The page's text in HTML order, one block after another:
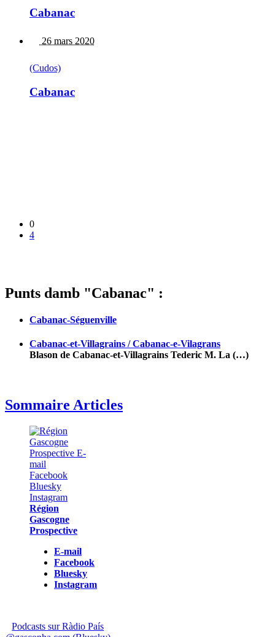
Cabanac
26 mars 2020
(Cudos)
Cabanac
0
4
Punts damb "Cabanac" :
Cabanac-Séguenville
Cabanac-et-Villagrains / Cabanac-e-Vilagrans
Blason de Cabanac-et-Villagrains Tederic M. La (…)
Sommaire Articles
Région
Gascogne
Prospective
E-mail
Facebook
Bluesky
Instagram
Podcasts sur Ràdio País